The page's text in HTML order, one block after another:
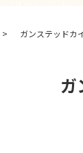
ガンステッドカ
ガ